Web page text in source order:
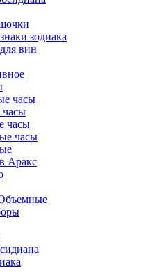
зодиака
вин
часы
часы
часы
Аракс